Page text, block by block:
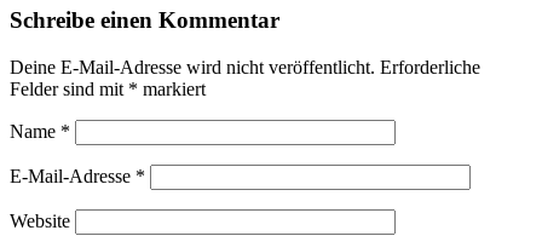
Schreibe einen Kommentar
Deine E-Mail-Adresse wird nicht veröffentlicht. Erforderliche
Felder sind mit * markiert
Name *
E-Mail-Adresse *
Website